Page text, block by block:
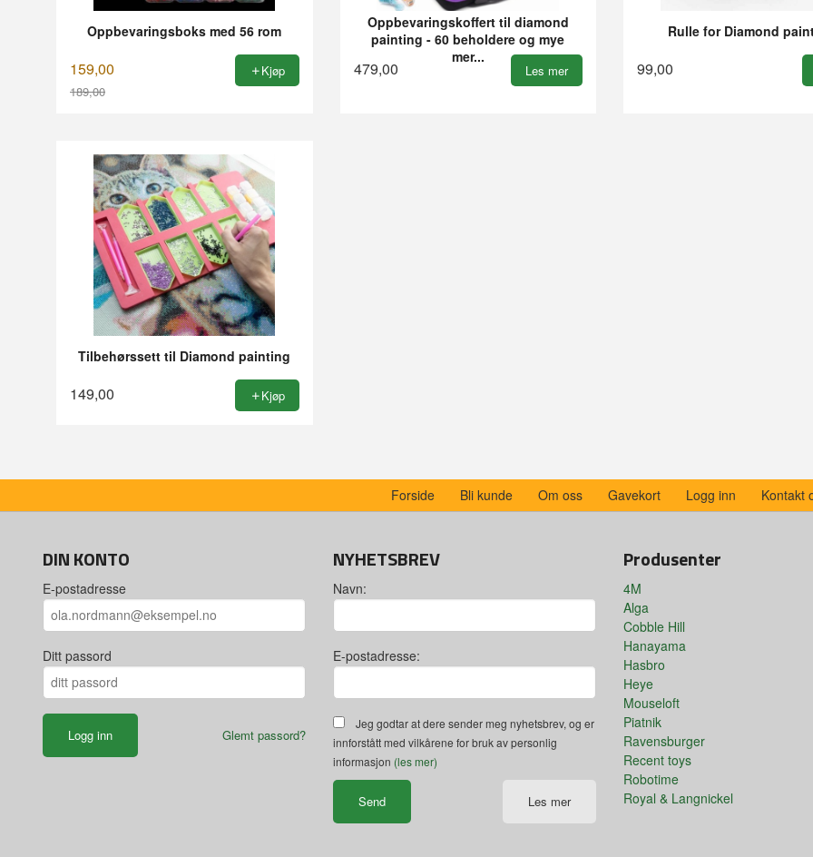
Oppbevaringsboks med 56 rom
159,00
189,00
Kjøp
Oppbevaringskoffert til diamond
painting - 60 beholdere og mye
mer...
479,00 Les mer
Rulle for Diamond
99,00
Tilbehørssett til Diamond painting
149,00 Kjøp
Forside Bli kunde Om oss Gavekort Logg inn Kontakt
DIN KONTO
E-postadresse
Ditt passord
Glemt passord?
NYHETSBREV
Navn:
E-postadresse:
Jeg godtar at dere sender meg nyhetsbrev, og er
innforstått med vilkårene for bruk av personlig
informasjon (les mer)
Les mer
Produsenter
4M
Alga
Cobble Hill
Hanayama
Hasbro
Heye
Mouseloft
Piatnik
Ravensburger
Recent toys
Robotime
Royal & Langnickel